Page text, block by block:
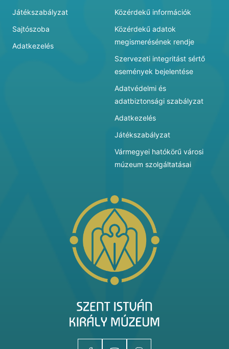
Játékszabályzat
Sajtószoba
Adatkezelés
Közérdekű információk
Közérdekű adatok
megismerésének rendje
Szervezeti integritást sértő
események bejelentése
Adatvédelmi és
adatbiztonsági szabályzat
Adatkezelés
Játékszabályzat
Vármegyei hatókörű városi
múzeum szolgáltatásai